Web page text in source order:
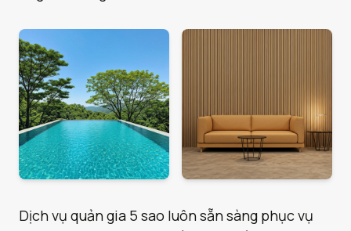
Dịch vụ quản gia 5 sao luôn sẵn sàng phục vụ